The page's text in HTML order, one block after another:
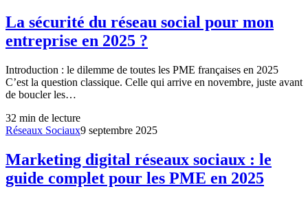
La sécurité du réseau social pour mon
entreprise en 2025 ?
Introduction : le dilemme de toutes les PME françaises en 2025
C’est la question classique. Celle qui arrive en novembre, juste avant
de boucler les…
32 min de lecture
Réseaux Sociaux9 septembre 2025
Marketing digital réseaux sociaux : le
guide complet pour les PME en 2025